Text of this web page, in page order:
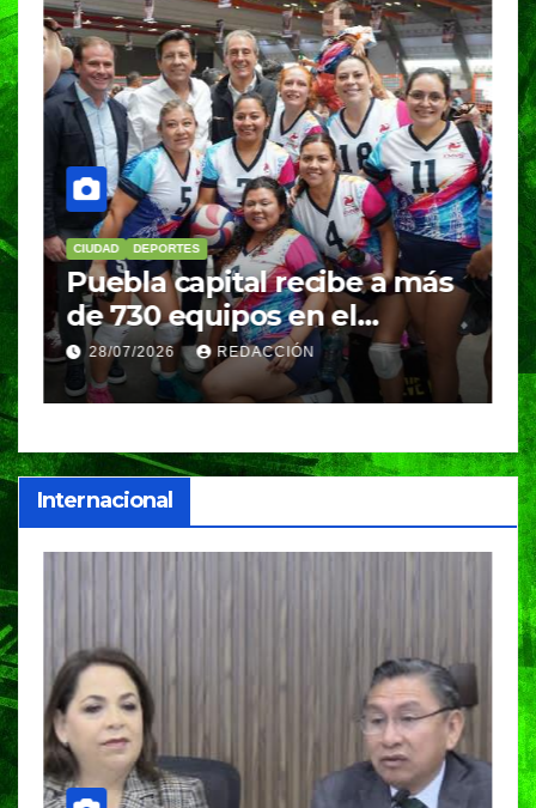
CIUDAD DEPORTES
Puebla capital recibe a más
de 730 equipos en el
Festival Máster de Voleibol
28/07/2026 REDACCIÓN
Internacional